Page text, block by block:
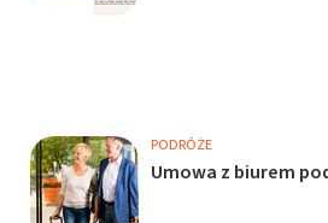
PODRÓŻE
Umowa z biurem